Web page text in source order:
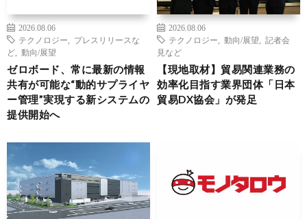
2026.08.06
テクノロジー
プレスリリースな
ど
動向/展望
ゼロボード、常に最新の情報
共有が可能な“動的サプライヤ
ー管理”実現する新システムの
提供開始へ
2026.08.06
テクノロジー
動向/展望
記者会
見など
【現地取材】貿易関連業務の
効率化目指す業界団体「日本
貿易DX協会」が発足